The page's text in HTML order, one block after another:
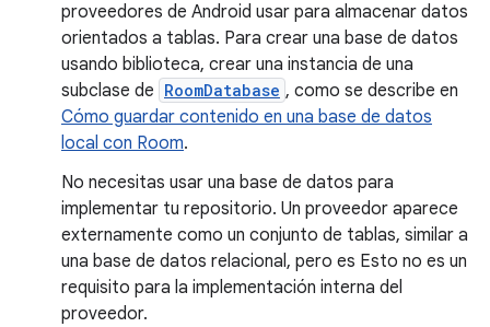
proveedores de Android usar para almacenar datos
orientados a tablas. Para crear una base de datos
usando biblioteca, crear una instancia de una
subclase de RoomDatabase , como se describe en
Cómo guardar contenido en una base de datos
local con Room.
No necesitas usar una base de datos para
implementar tu repositorio. Un proveedor aparece
externamente como un conjunto de tablas, similar a
una base de datos relacional, pero es Esto no es un
requisito para la implementación interna del
proveedor.